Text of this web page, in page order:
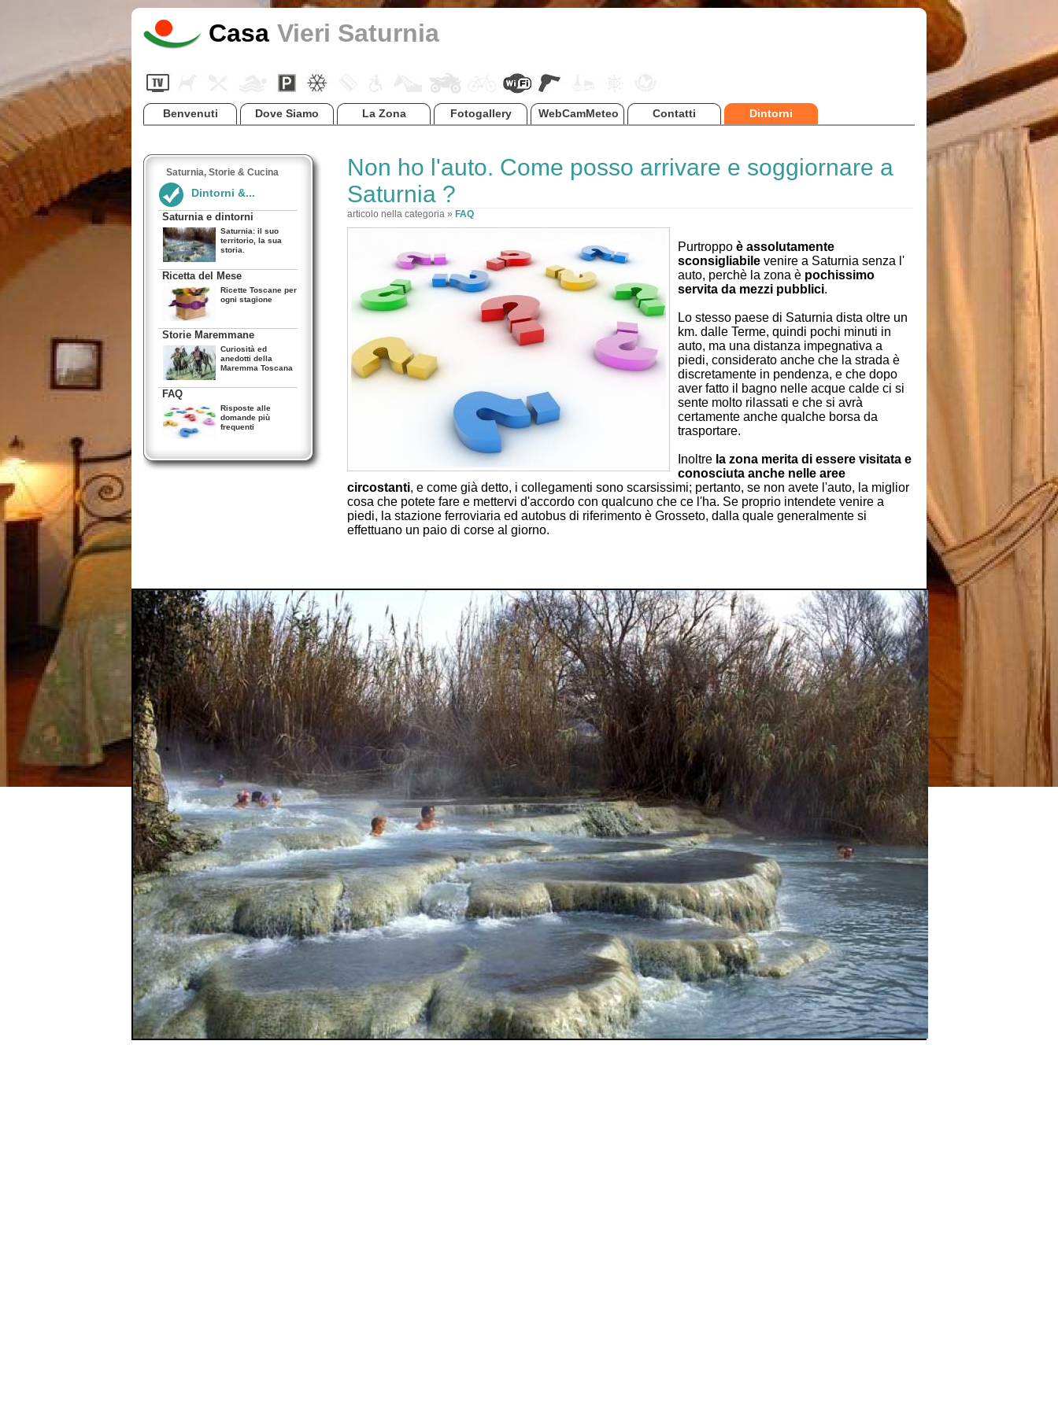
Casa Vieri Saturnia
Benvenuti Dove Siamo La Zona Fotogallery WebCamMeteo Contatti Dintorni
Saturnia, Storie & Cucina
Dintorni &...
Saturnia e dintorni
Saturnia: il suo
territorio, la sua
storia.
Ricetta del Mese
Ricette Toscane per
ogni stagione
Storie Maremmane
Curiosità ed
anedotti della
Maremma Toscana
FAQ
Risposte alle
domande più
frequenti
Non ho l'auto. Come posso arrivare e soggiornare a
Saturnia ?
articolo nella categoria » FAQ
Purtroppo è assolutamente
sconsigliabile venire a Saturnia senza l'
auto, perchè la zona è pochissimo
servita da mezzi pubblici.
Lo stesso paese di Saturnia dista oltre un
km. dalle Terme, quindi pochi minuti in
auto, ma una distanza impegnativa a
piedi, considerato anche che la strada è
discretamente in pendenza, e che dopo
aver fatto il bagno nelle acque calde ci si
sente molto rilassati e che si avrà
certamente anche qualche borsa da
trasportare.
Inoltre la zona merita di essere visitata e
conosciuta anche nelle aree
circostanti, e come già detto, i collegamenti sono scarsissimi; pertanto, se non avete l'auto, la miglior
cosa che potete fare e mettervi d'accordo con qualcuno che ce l'ha. Se proprio intendete venire a
piedi, la stazione ferroviaria ed autobus di riferimento è Grosseto, dalla quale generalmente si
effettuano un paio di corse al giorno.